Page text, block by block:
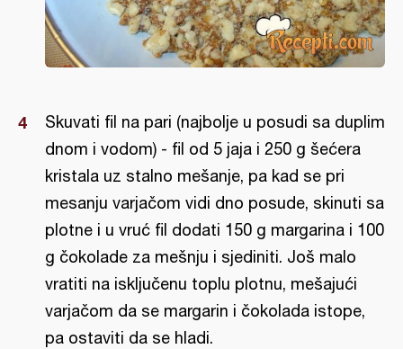
Skuvati fil na pari (najbolje u posudi sa duplim
dnom i vodom) - fil od 5 jaja i 250 g šećera
kristala uz stalno mešanje, pa kad se pri
mesanju varjačom vidi dno posude, skinuti sa
plotne i u vruć fil dodati 150 g margarina i 100
g čokolade za mešnju i sjediniti. Još malo
vratiti na isključenu toplu plotnu, mešajući
varjačom da se margarin i čokolada istope,
pa ostaviti da se hladi.